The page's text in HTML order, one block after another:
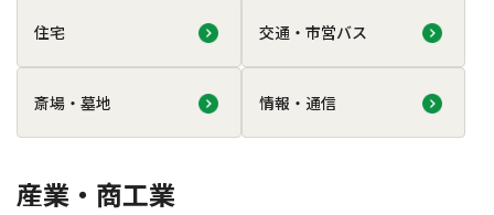
住宅 交通・市営バス
斎場・墓地 情報・通信
産業・商工業